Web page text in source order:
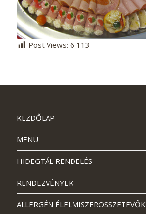
Post Views: 6 113
KEZDŐLAP
MENÜ
HIDEGTÁL RENDELÉS
RENDEZVÉNYEK
ALLERGÉN ÉLELMISZERÖSSZETEVŐK